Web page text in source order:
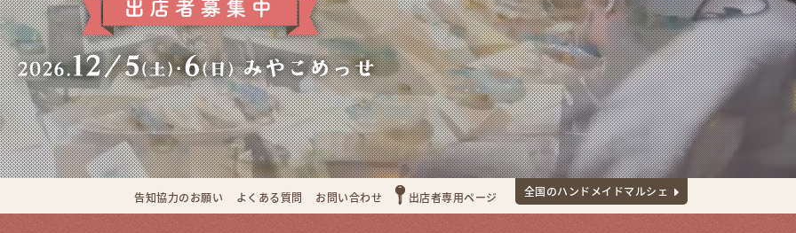
告知協力のお願い よくある質問 お問い合わせ 出店者専用ページ 全国のハンドメイドマルシェ